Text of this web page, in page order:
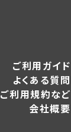
ご利用ガイド
よくある質問
ご利用規約など
会社概要